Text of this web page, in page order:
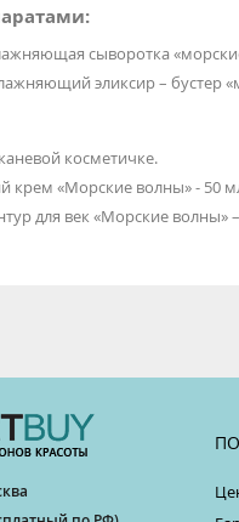
сыворотка
эликсир – бустер
косметичке.
«Морские волны» - 50
для век «Морские волны»